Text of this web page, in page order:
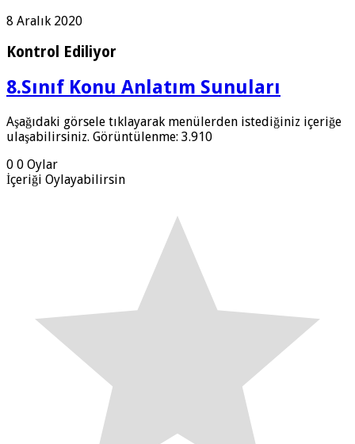
8 Aralık 2020
Kontrol Ediliyor
8.Sınıf Konu Anlatım Sunuları
Aşağıdaki görsele tıklayarak menülerden istediğiniz içeriğe
ulaşabilirsiniz. Görüntülenme: 3.910
0 0 Oylar
İçeriği Oylayabilirsin